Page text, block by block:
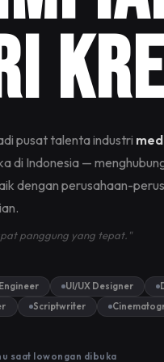
pusat talenta industri
di Indonesia —
dengan perusahaan-
panggung yang tepat."
UI/UX Designer
Scriptwriter
saat lowongan dibuka